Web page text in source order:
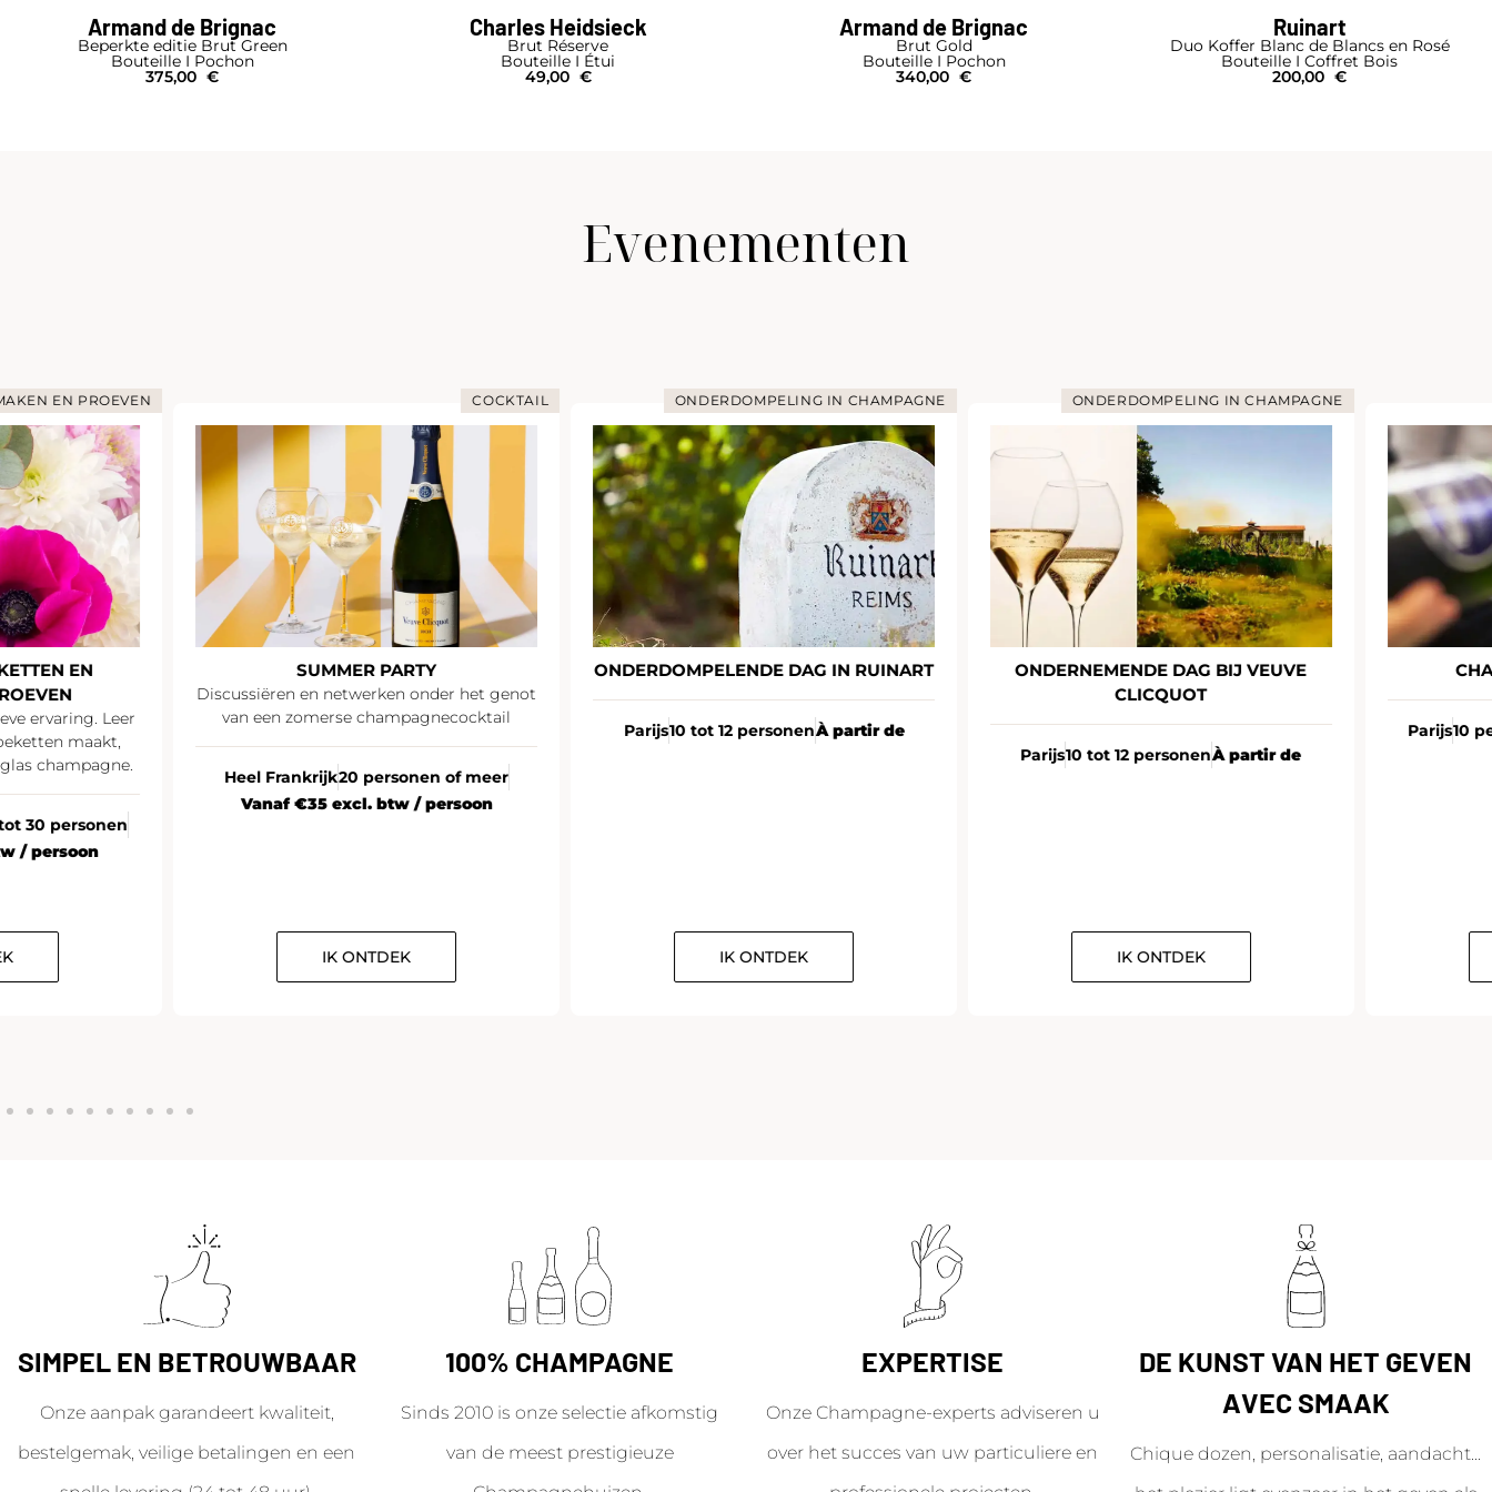
Armand de Brignac
Beperkte editie Brut Green
Bouteille I Pochon
375,00 €
Charles Heidsieck
Brut Réserve
Bouteille I Étui
49,00 €
Armand de Brignac
Brut Gold
Bouteille I Pochon
340,00 €
Ruinart
Duo Koffer Blanc de Blancs en Rosé
Bouteille I Coffret Bois
200,00 €
Evenementen
EN PROEVEN
EN
ervaring. Leer
maakt,
champagne.
30 personen
persoon
COCKTAIL
SUMMER PARTY
Discussiëren en netwerken onder het genot
van een zomerse champagnecocktail
Heel Frankrijk20 personen of meer
Vanaf €35 excl. btw / persoon
IK ONTDEK
ONDERDOMPELING IN CHAMPAGNE
ONDERDOMPELENDE DAG IN RUINART
Parijs10 tot 12 personenÀ partir de
IK ONTDEK
ONDERDOMPELING IN CHAMPAGNE
ONDERNEMENDE DAG BIJ VEUVE
CLICQUOT
Parijs10 tot 12 personenÀ partir de
IK ONTDEK
Parijs10
SIMPEL EN BETROUWBAAR
Onze aanpak garandeert kwaliteit,
bestelgemak, veilige betalingen en een
100% CHAMPAGNE
Sinds 2010 is onze selectie afkomstig
van de meest prestigieuze
EXPERTISE
Onze Champagne-experts adviseren u
over het succes van uw particuliere en
DE KUNST VAN HET GEVEN
AVEC SMAAK
Chique dozen, personalisatie, aandacht...